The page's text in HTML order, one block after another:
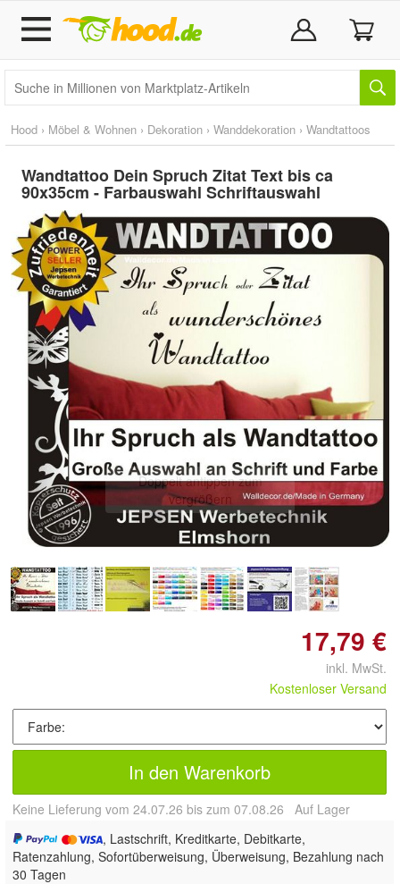
Hood › Möbel & Wohnen › Dekoration › Wanddekoration › Wandtattoos
Wandtattoo Dein Spruch Zitat Text bis ca
90x35cm - Farbauswahl Schriftauswahl
Doppelt antippen zum
vergrößern
17,79 €
inkl. MwSt.
Kostenloser Versand
In den Warenkorb
Keine Lieferung vom 24.07.26 bis zum 07.08.26 Auf Lager
, Lastschrift, Kreditkarte, Debitkarte,
Ratenzahlung, Sofortüberweisung, Überweisung, Bezahlung nach
30 Tagen